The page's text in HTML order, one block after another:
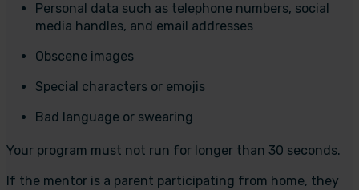
Personal data such as telephone numbers, social
media handles, and email addresses
Obscene images
Special characters or emojis
Bad language or swearing
Your program must not run for longer than 30 seconds.
If the mentor is a parent participating from home, they